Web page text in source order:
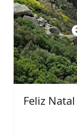
Feliz